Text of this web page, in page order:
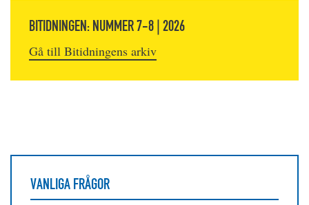
BITIDNINGEN: NUMMER 7-8 | 2026
Gå till Bitidningens arkiv
VANLIGA FRÅGOR